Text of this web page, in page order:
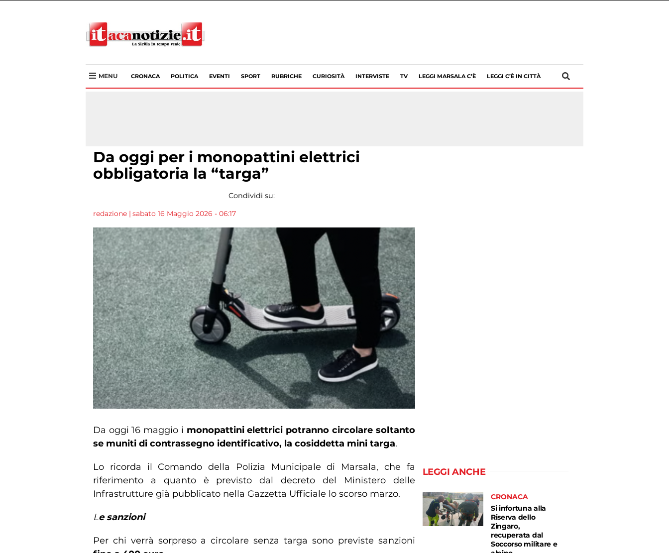
MENU CRONACA POLITICA EVENTI SPORT RUBRICHE CURIOSITÀ INTERVISTE TV LEGGI MARSALA C’È LEGGI C’È IN CITTÀ
Da oggi per i monopattini elettrici
obbligatoria la “targa”
Condividi su:
redazione | sabato 16 Maggio 2026 - 06:17
Da oggi 16 maggio i monopattini elettrici potranno circolare soltanto
se muniti di contrassegno identificativo, la cosiddetta mini targa.
Lo ricorda il Comando della Polizia Municipale di Marsala, che fa
riferimento a quanto è previsto dal decreto del Ministero delle
Infrastrutture già pubblicato nella Gazzetta Ufficiale lo scorso marzo.
Le sanzioni
Per chi verrà sorpreso a circolare senza targa sono previste sanzioni
LEGGI ANCHE
CRONACA
Si infortuna alla
Riserva dello
Zingaro,
recuperata dal
Soccorso militare e